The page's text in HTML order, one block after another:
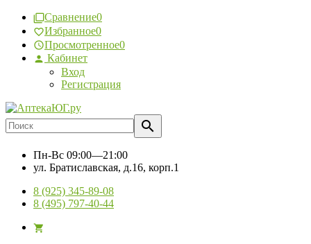
Сравнение0
Избранное0
Просмотренное0
Кабинет
Вход
Регистрация
Пн-Вс 09:00—21:00
ул. Братиславская, д.16, корп.1
8 (925) 345-89-08
8 (495) 797-40-44